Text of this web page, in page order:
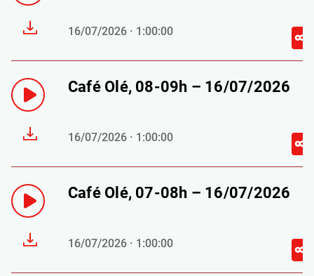
16/07/2026 · 1:00:00
Café Olé, 08-09h – 16/07/2026
16/07/2026 · 1:00:00
Café Olé, 07-08h – 16/07/2026
16/07/2026 · 1:00:00